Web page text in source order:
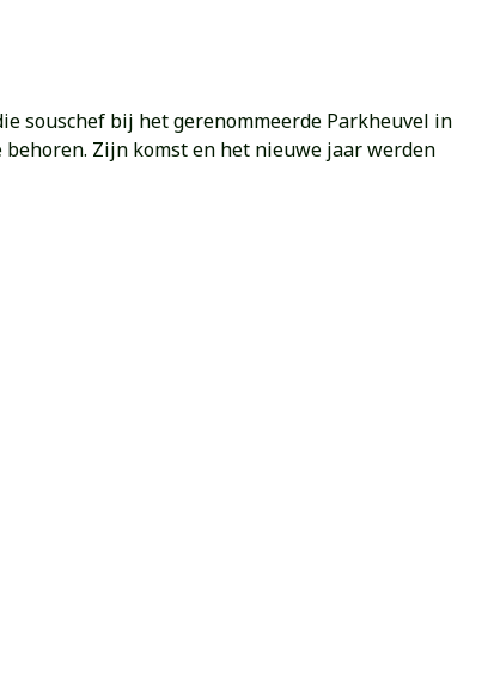
souschef bij het gerenommeerde Parkheuvel in
Zijn komst en het nieuwe jaar werden